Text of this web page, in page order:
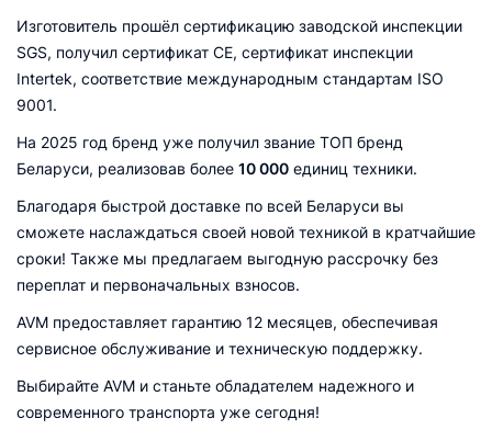
Изготовитель прошёл сертификацию заводской инспекции
SGS, получил сертификат CE, сертификат инспекции
Intertek, соответствие международным стандартам ISO
9001.
На 2025 год бренд уже получил звание ТОП бренд
Беларуси, реализовав более 10 000 единиц техники.
Благодаря быстрой доставке по всей Беларуси вы
сможете наслаждаться своей новой техникой в кратчайшие
сроки! Также мы предлагаем выгодную рассрочку без
переплат и первоначальных взносов.
AVM предоставляет гарантию 12 месяцев, обеспечивая
сервисное обслуживание и техническую поддержку.
Выбирайте AVM и станьте обладателем надежного и
современного транспорта уже сегодня!